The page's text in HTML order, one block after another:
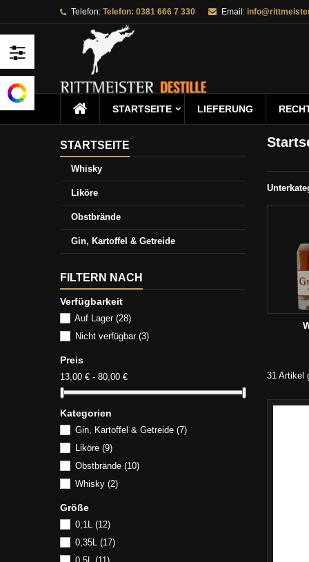
Telefon: Telefon: 0381 666 7 330 Email:
STARTSEITE
STARTSEITE LIEFERUNG
STARTSEITE
Whisky
Liköre
Obstbrände
Gin, Kartoffel & Getreide
FILTERN NACH
Verfügbarkeit
Auf Lager (28)
Nicht verfügbar (3)
Preis
13,00 € - 80,00 €
Kategorien
Gin, Kartoffel & Getreide (7)
Liköre (9)
Obstbrände (10)
Whisky (2)
Größe
0,1L (12)
0,35L (17)
31 Artikel